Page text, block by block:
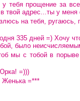
у тебя прощение за
твой адрес...ты у
на тебя, ругаюсь,
335 дней =) Хочу
было
мы с тобой в
=)))
Женька =***